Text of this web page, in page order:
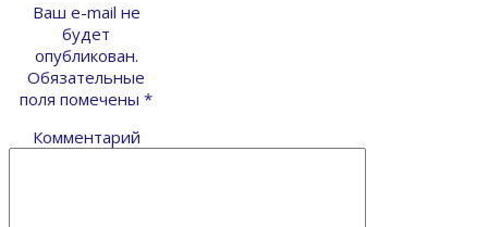
Ваш e-mail не
будет
опубликован.
Обязательные
поля помечены *
Комментарий